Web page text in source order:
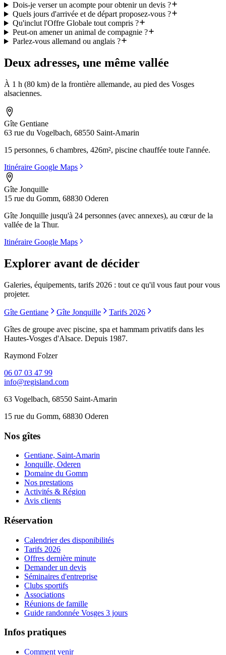
Dois-je verser un acompte pour obtenir un devis ?
Quels jours d'arrivée et de départ proposez-vous ?
Qu'inclut l'Offre Globale tout compris ?
Peut-on amener un animal de compagnie ?
Parlez-vous allemand ou anglais ?
Deux adresses, une même vallée
À 1 h (80 km) de la frontière allemande, au pied des Vosges
alsaciennes.
Gîte Gentiane
63 rue du Vogelbach, 68550 Saint-Amarin
15 personnes, 6 chambres, 426m², piscine chauffée toute l'année.
Itinéraire Google Maps
Gîte Jonquille
15 rue du Gomm, 68830 Oderen
Gîte Jonquille jusqu'à 24 personnes (avec annexes), au cœur de la
vallée de la Thur.
Itinéraire Google Maps
Explorer avant de décider
Galeries, équipements, tarifs 2026 : tout ce qu'il vous faut pour vous
projeter.
Gîte Gentiane Gîte Jonquille
Tarifs 2026
Gîtes de groupe avec piscine, spa et hammam privatifs dans les
Hautes-Vosges d'Alsace. Depuis 1987.
Raymond Folzer
06 07 03 47 99
info@regisland.com
63 Vogelbach, 68550 Saint-Amarin
15 rue du Gomm, 68830 Oderen
Nos gîtes
Gentiane, Saint-Amarin
Jonquille, Oderen
Domaine du Gomm
Nos prestations
Activités & Région
Avis clients
Réservation
Calendrier des disponibilités
Tarifs 2026
Offres dernière minute
Demander un devis
Séminaires d'entreprise
Clubs sportifs
Associations
Réunions de famille
Guide randonnée Vosges 3 jours
Infos pratiques
Comment venir